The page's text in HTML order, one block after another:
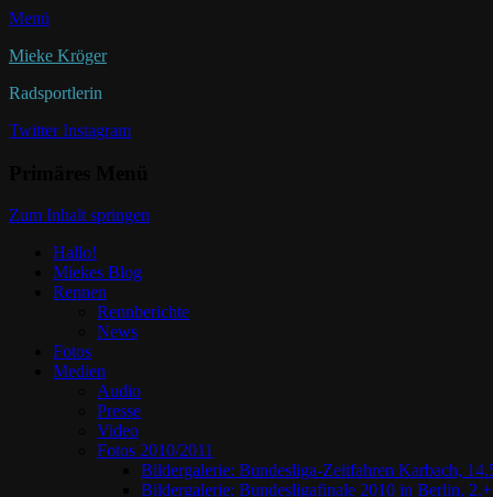
Menü
Mieke Kröger
Radsportlerin
Twitter Instagram
Zum Inhalt springen
Hallo!
Miekes Blog
Rennen
Rennberichte
News
Fotos
Medien
Audio
Presse
Video
Fotos 2010/2011
Bildergalerie: Bundesliga-Zeitfahren Karbach,
Bildergalerie: Bundesligafinale 2010 in Berlin,